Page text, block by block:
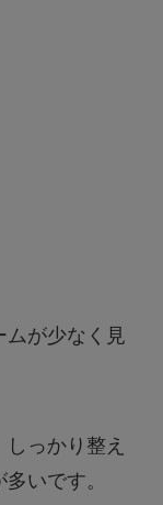
ムが少なく見
っかり整え
いです。